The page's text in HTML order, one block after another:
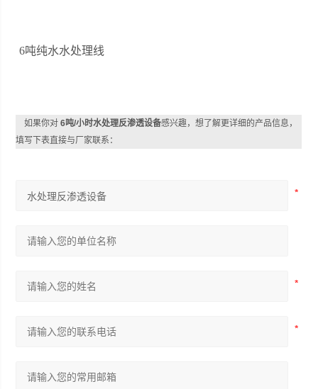
6吨纯水水处理线
如果你对6吨/小时水处理反渗透设备感兴趣，想了解更详细的产品信息，
填写下表直接与厂家联系：